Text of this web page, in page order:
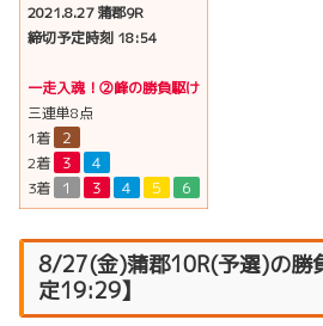
2021.8.27 蒲郡9R
締切予定時刻 18:54
一走入魂！②峰の勝負駆け
三連単8点
1着
２
2着
３
４
3着
１ ３ ４ ５ ６
8/27(金)蒲郡10R(予選)の勝
定19:29】